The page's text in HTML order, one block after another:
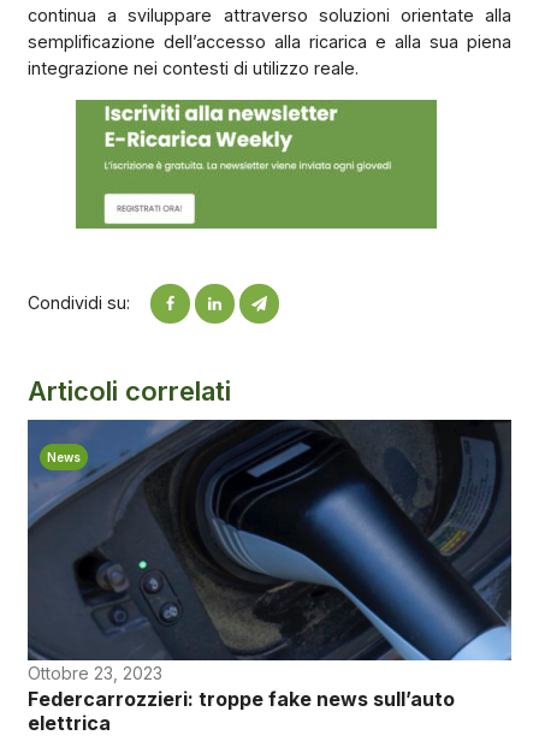
continua a sviluppare attraverso soluzioni orientate alla
semplificazione dell’accesso alla ricarica e alla sua piena
integrazione nei contesti di utilizzo reale.
Condividi su:
Articoli correlati
News
Ottobre 23, 2023
Federcarrozzieri: troppe fake news sull’auto
elettrica